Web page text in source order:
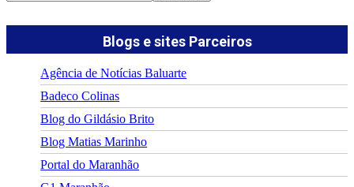
Blogs e sites Parceiros
Agência de Notícias Baluarte
Badeco Colinas
Blog do Gildásio Brito
Blog Matias Marinho
Portal do Maranhão